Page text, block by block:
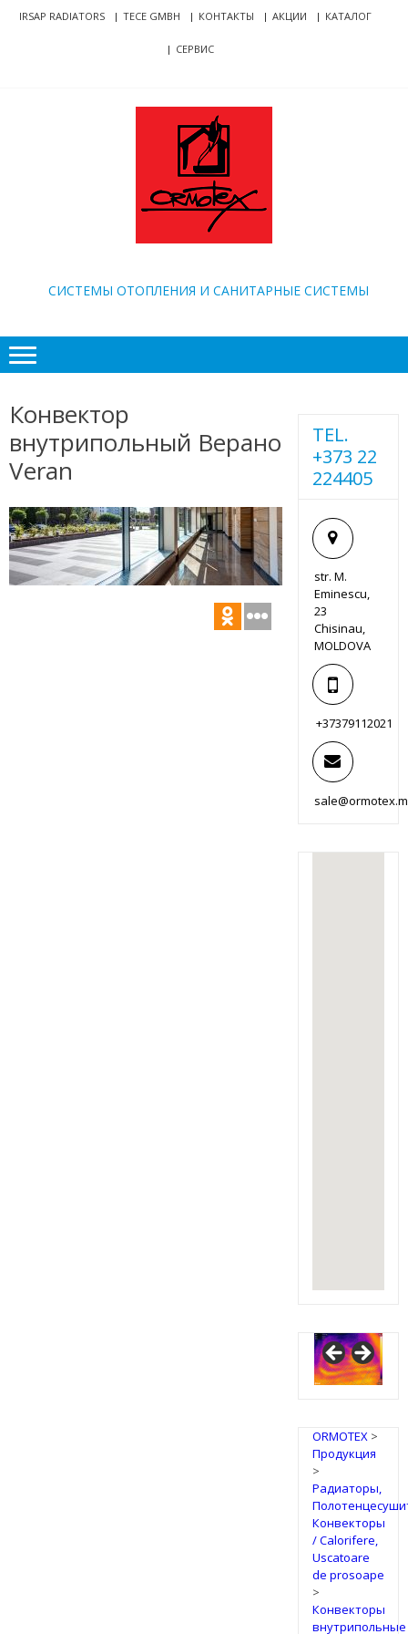
Skip
SkipIRSAP RADIATORS TECE GMBH КОНТАКТЫ АКЦИИ КАТАЛОГ
СЕРВИС
CИСТЕМЫ ОТОПЛЕНИЯ И САНИТАРНЫЕ СИСТЕМЫ
Конвектор
внутрипольный Верано
Veran
TEL.
+373 22
224405
str. M.
Eminescu,
23
Chisinau,
MOLDOVA
+37379112021
ORMOTEX>
Продукция
>
Радиаторы,
Конвекторы
/ Calorifere,
Uscatoare
de prosoape
>
Конвекторы
внутрипольные